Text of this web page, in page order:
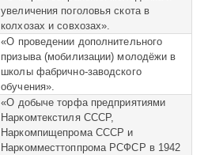
увеличения поголовья скота в
колхозах и совхозах».
«О проведении дополнительного
призыва (мобилизации) молодёжи в
школы фабрично-заводского
обучения».
«О добыче торфа предприятиями
Наркомтекстиля СССР,
Наркомпищепрома СССР и
Наркомместтоппрома РСФСР в 1942